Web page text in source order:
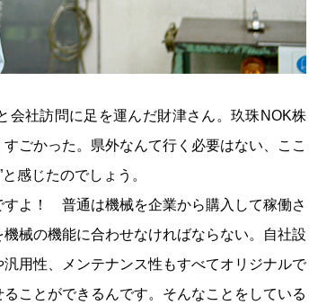
会社訪問に足を運んだ財津さん。玖珠NOK株
ごかった。県外なんて行く必要はない、ここ
感じたのでしょう。
すよ！ 普通は機械を企業から購入して稼働さ
械の機能に合わせなければならない。自社設
用性、メンテナンス性もすべてオリジナルで
ことができるんです。そんなことをしている